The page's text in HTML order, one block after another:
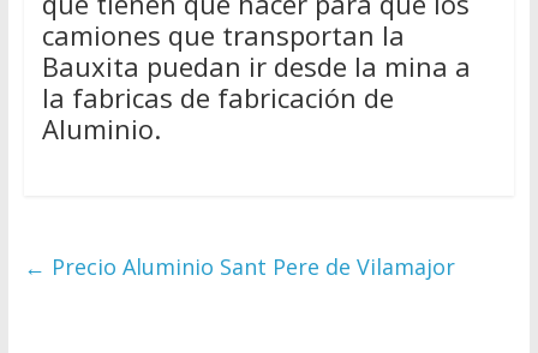
camiones que transportan la
Bauxita puedan ir desde la mina a
la fabricas de fabricación de
Aluminio.
← Precio Aluminio Sant Pere de Vilamajor